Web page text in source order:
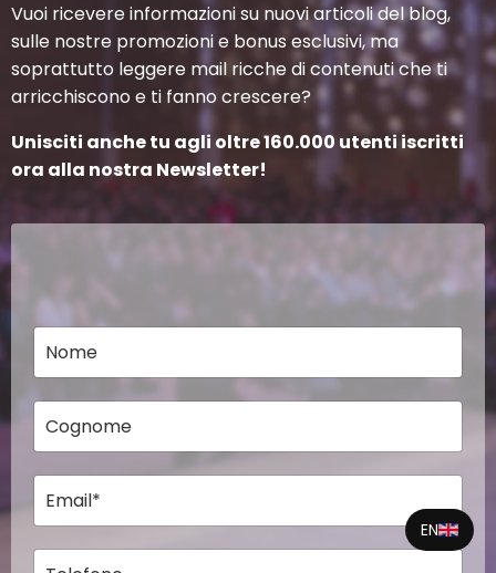
EN
Vuoi ricevere informazioni su nuovi articoli del blog,
sulle nostre promozioni e bonus esclusivi, ma
soprattutto leggere mail ricche di contenuti che ti
arricchiscono e ti fanno crescere?
Unisciti anche tu agli oltre 160.000 utenti iscritti
ora alla nostra Newsletter!